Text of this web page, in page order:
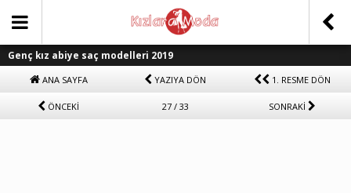
Genç kız abiye saç modelleri 2019
ANA SAYFA YAZIYA DÖN 1. RESME DÖN
ÖNCEKİ 27 / 33 SONRAKİ